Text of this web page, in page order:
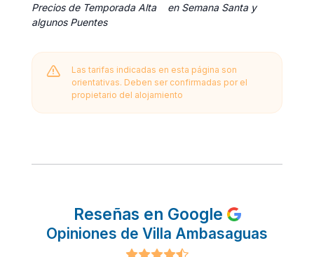
Precios de Temporada Alta en Semana Santa y
algunos Puentes
Las tarifas indicadas en esta página son
orientativas. Deben ser confirmadas por el
propietario del alojamiento
Reseñas en Google
Opiniones de Villa Ambasaguas